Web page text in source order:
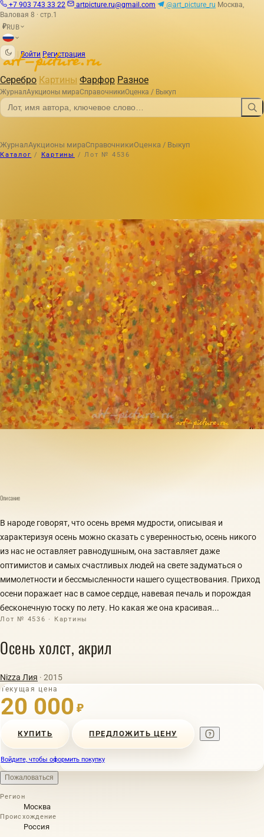
+7 903 743 33 22 artpicture.ru@gmail.com @art_picture_ru Москва,
Валовая 8 · стр.1
₽RUB
Войти Регистрация
Серебро Картины Фарфор Разное
ЖурналАукционы мираСправочникиОценка / Выкуп
ЖурналАукционы мираСправочникиОценка / Выкуп
Каталог / Картины / Лот № 4536
Описание
В народе говорят, что осень время мудрости, описывая и
характеризуя осень можно сказать с уверенностью, осень никого
из нас не оставляет равнодушным, она заставляет даже
оптимистов и самых счастливых людей на свете задуматься о
мимолетности и бессмысленности нашего существования. Приход
осени поражает нас в самое сердце, навевая печаль и порождая
бесконечную тоску по лету. Но какая же она красивая...
Лот № 4536 · Картины
Осень холст, акрил
Nizza Лия · 2015
Текущая цена
20 000 ₽
КУПИТЬ ПРЕДЛОЖИТЬ ЦЕНУ
Войдите, чтобы оформить покупку
Пожаловаться
Регион
Москва
Происхождение
Россия